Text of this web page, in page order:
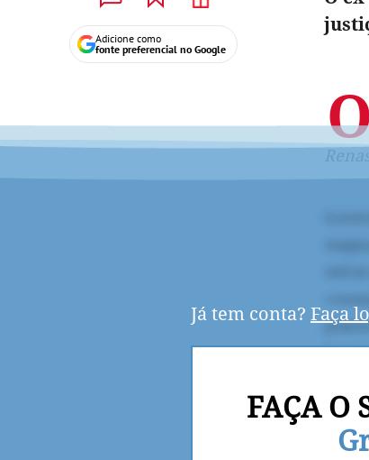
Adicione como
fonte preferencial no Google
Já tem conta? Faça
FAÇA O